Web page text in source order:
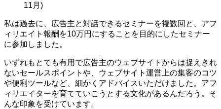
11月)
私は過去に、広告主と対話できるセミナーを複数回と、アフ
ィリエイト報酬を10万円にすることを目的にしたセミナー
に参加しました。
いずれもとても有用で広告主のウェブサイトからは捉えきれ
ないセールスポイントや、ウェブサイト運営上の集客のコツ
や便利ツールなど、細かくアドバイスいただけました。アフ
ィリエイターを育てていこうとする文化があるんだろう。そ
んな印象を受けています。